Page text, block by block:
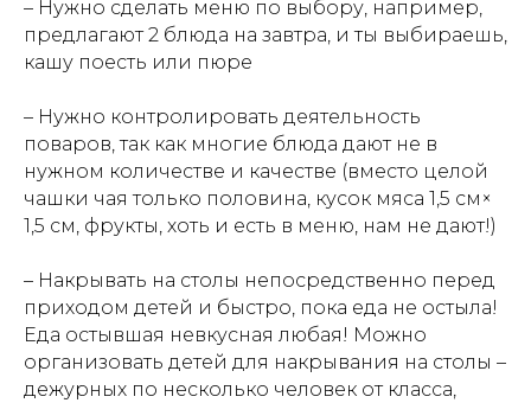
– Нужно сделать меню по выбору, например,
предлагают 2 блюда на завтра, и ты выбираешь,
кашу поесть или пюре
– Нужно контролировать деятельность
поваров, так как многие блюда дают не в
нужном количестве и качестве (вместо целой
чашки чая только половина, кусок мяса 1,5 см×
1,5 см, фрукты, хоть и есть в меню, нам не дают!)
– Накрывать на столы непосредственно перед
приходом детей и быстро, пока еда не остыла!
Еда остывшая невкусная любая! Можно
организовать детей для накрывания на столы –
дежурных по несколько человек от класса,